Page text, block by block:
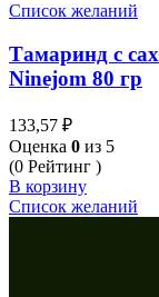
Список желаний
Тамаринд с
Ninejom 80 гр
133,57 ₽
Оценка 0 из 5
(0 Рейтинг )
В корзину
Список желаний